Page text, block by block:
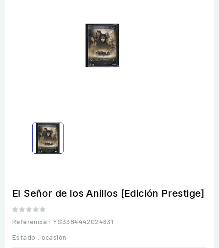
El Señor de los Anillos [Edición Prestige]
Referencia : YS3384442024631
Estado : ocasión